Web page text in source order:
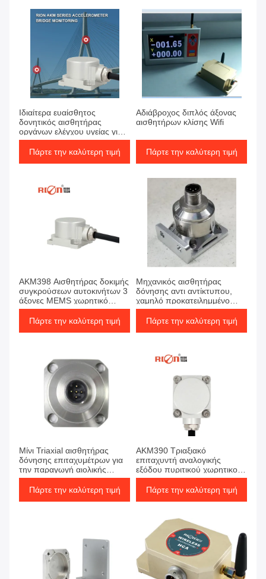
Ιδιαίτερα ευαίσθητος
δονητικός αισθητήρας
οργάνων ελέγχου υγείας για
τον ανεμοστρόβιλο οδικών
κυλίνδρων γεφυρών
Πάρτε την καλύτερη τιμή
Αδιάβροχος διπλός άξονας
αισθητήρων κλίσης Wifi
Πάρτε την καλύτερη τιμή
AKM398 Αισθητήρας δοκιμής
συγκρούσεων αυτοκινήτων 3
άξονες MEMS χωρητικό
επιταχυντή
Πάρτε την καλύτερη τιμή
Μηχανικός αισθητήρας
δόνησης αντι αντίκτυπου,
χαμηλό προκατειλημμένο
επιταχύμετρο 3 αξόνων
Πάρτε την καλύτερη τιμή
Μίνι Triaxial αισθητήρας
δόνησης επιταχυμέτρων για
την παραγωγή αιολικής
ενέργειας
Πάρτε την καλύτερη τιμή
AKM390 Τριαξιακό
επιταχυντή αναλογικής
εξόδου πυριτικού χωρητικού
αισθητήρα
Πάρτε την καλύτερη τιμή